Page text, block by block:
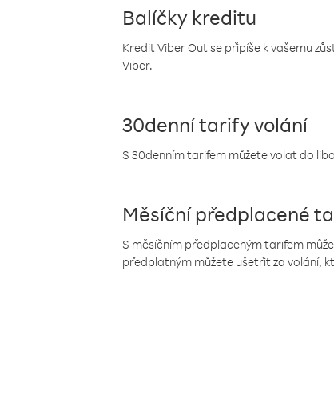
Balíčky kreditu
Kredit Viber Out se připíše k vašemu
Viber.
30denní tarify volání
S 30denním tarifem můžete volat do
Měsíční předplacené
S měsíčním předplaceným tarifem
předplatným můžete ušetřit za volání,